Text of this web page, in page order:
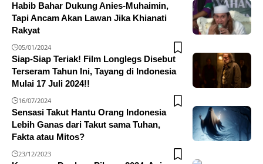
Habib Bahar Dukung Anies-Muhaimin,
Tapi Ancam Akan Lawan Jika Khianati
Rakyat
05/01/2024
Siap-Siap Teriak! Film Longlegs Disebut
Terseram Tahun Ini, Tayang di Indonesia
Mulai 17 Juli 2024!!
16/07/2024
Sensasi Takut Hantu Orang Indonesia
Lebih Ganas dari Takut sama Tuhan,
Fakta atau Mitos?
23/12/2023